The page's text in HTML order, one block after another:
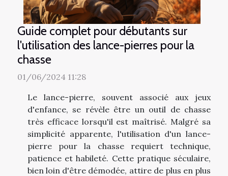
Guide complet pour débutants sur
l'utilisation des lance-pierres pour la
chasse
01/06/2024 11:28
Le lance-pierre, souvent associé aux jeux
d'enfance, se révèle être un outil de chasse
très efficace lorsqu'il est maîtrisé. Malgré sa
simplicité apparente, l'utilisation d'un lance-
pierre pour la chasse requiert technique,
patience et habileté. Cette pratique séculaire,
bien loin d'être démodée, attire de plus en plus